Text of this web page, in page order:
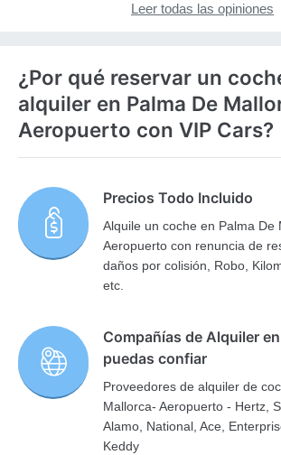
Leer todas las opiniones
¿Por qué reservar un
alquiler en Palma De
Aeropuerto con VIP Cars?
Precios Todo Incluido
Alquile un coche en Palma De
Aeropuerto con renuncia de
daños por colisión, Robo,
etc.
Compañías de Alquiler
puedas confiar
Proveedores de alquiler de
Mallorca- Aeropuerto - Hertz,
Alamo, National, Ace,
Keddy